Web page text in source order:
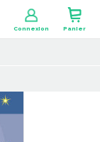
Connexion Panier